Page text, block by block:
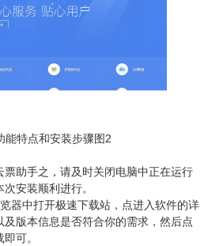
能特点和安装步骤图2
助手之，请及时关闭电脑中正在运行
安装顺利进行。
器中打开极速下载站，点进入软件的详
版本信息是否符合你的需求，然后点
可。